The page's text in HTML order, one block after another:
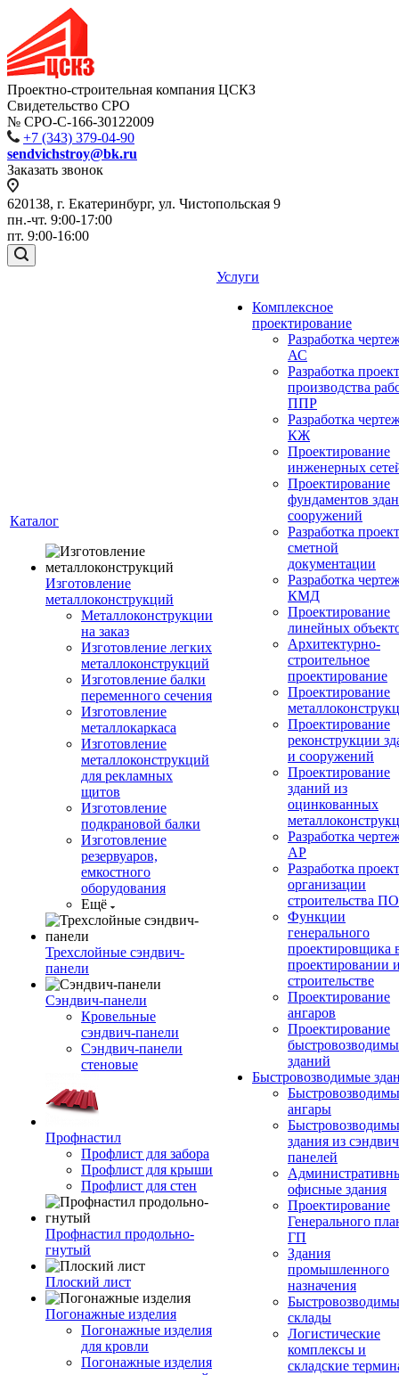
Проектно-строительная компания ЦСКЗ
Свидетельство СРО
№ СРО-С-166-30122009
+7 (343) 379-04-90
sendvichstroy@bk.ru
Заказать звонок
620138, г. Екатеринбург, ул. Чистопольская 9
пн.-чт. 9:00-17:00
пт. 9:00-16:00
Каталог
Изготовление
металлоконструкций
Металлоконструкции
на заказ
Изготовление легких
металлоконструкций
Изготовление балки
переменного сечения
Изготовление
металлокаркаса
Изготовление
металлоконструкций
для рекламных
щитов
Изготовление
подкрановой балки
Изготовление
резервуаров,
емкостного
оборудования
Ещё
Трехслойные сэндвич-
панели
Сэндвич-панели
Кровельные
сэндвич-панели
Сэндвич-панели
стеновые
Профнастил
Профлист для забора
Профлист для крыши
Профлист для стен
Профнастил продольно-
гнутый
Плоский лист
Погонажные изделия
Погонажные изделия
для кровли
Погонажные изделия
Услуги
Комплексное
проектирование
Разработка
АС
Разработка
производства
ППР
Разработка
КЖ
Проектирование
инженерных
Проектирование
фундаментов
сооружений
Разработка
сметной
документации
Разработка
КМД
Проектирование
линейных
Архитектурно-
строительное
проектирование
Проектирование
Проектирование
реконструкции
и сооружений
Проектирование
зданий из
оцинкованных
Разработка
АР
Разработка
организации
строительства
Функции
генерального
проектировщика
проектировании
строительстве
Проектирование
ангаров
Проектирование
зданий
Быстровозводимые
ангары
здания из сэндвич
панелей
офисные здания
Проектирование
Генерального
ГП
Здания
промышленного
назначения
склады
Логистические
комплексы и
складские